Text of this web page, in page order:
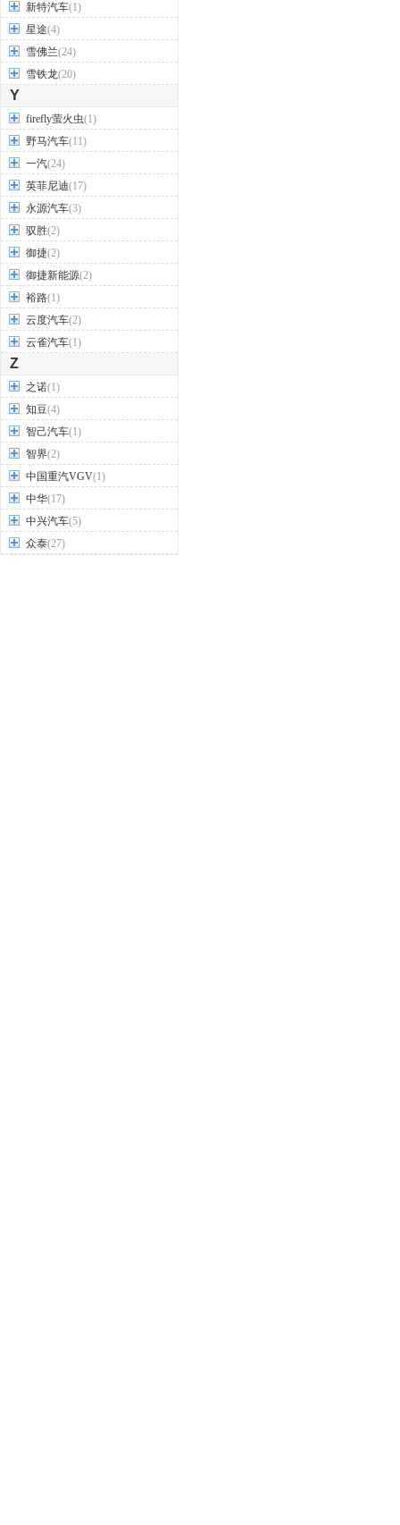
小米(2)
小鹏汽车
新特汽车(1)
星途(4)
雪铁龙(20)
Y
firefly萤火虫
野马汽车(11)
一汽(24)
英菲尼迪
永源汽车
驭胜(2)
御捷(2)
御捷新能源(2)
裕路(1)
云雀汽车
Z
之诺(1)
知豆(4)
智己汽车(1)
智界(2)
中国重汽VGV
中华(17)